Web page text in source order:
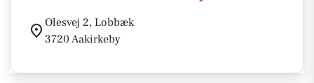
Olesvej 2, Lobbæk
3720 Aakirkeby